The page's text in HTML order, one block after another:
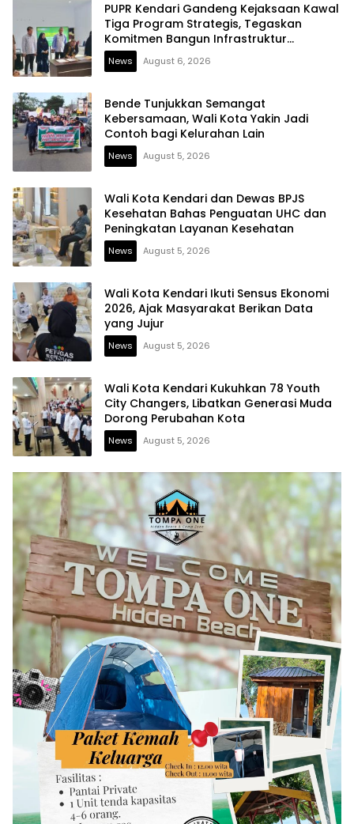
PUPR Kendari Gandeng Kejaksaan Kawal
Tiga Program Strategis, Tegaskan
Komitmen Bangun Infrastruktur
Berintegritas
News August 6, 2026
Bende Tunjukkan Semangat
Kebersamaan, Wali Kota Yakin Jadi
Contoh bagi Kelurahan Lain
News August 5, 2026
Wali Kota Kendari dan Dewas BPJS
Kesehatan Bahas Penguatan UHC dan
Peningkatan Layanan Kesehatan
News August 5, 2026
Wali Kota Kendari Ikuti Sensus Ekonomi
2026, Ajak Masyarakat Berikan Data
yang Jujur
News August 5, 2026
Wali Kota Kendari Kukuhkan 78 Youth
City Changers, Libatkan Generasi Muda
Dorong Perubahan Kota
News August 5, 2026